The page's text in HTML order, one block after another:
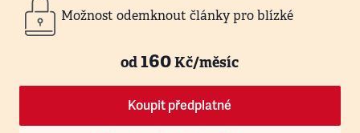
Možnost odemknout články pro blízké
od160Kč/měsíc
Koupit předplatné